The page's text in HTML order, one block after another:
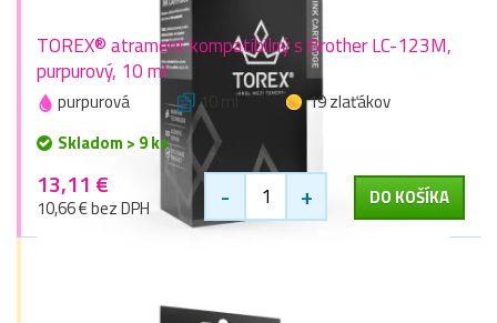
TOREX® atrament kompatibilný s Brother LC-123M,
purpurový, 10 ml
purpurová 10 ml
19 zlaťákov
Skladom > 9 ks
13,11 €
10,66 € bez DPH - + DO KOŠÍKA